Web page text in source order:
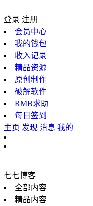
登录 注册
会员中心
我的钱包
收入记录
精品资源
原创制作
破解软件
RMB求助
每日签到
主页 发现 消息 我的
七七博客
全部内容
精品内容